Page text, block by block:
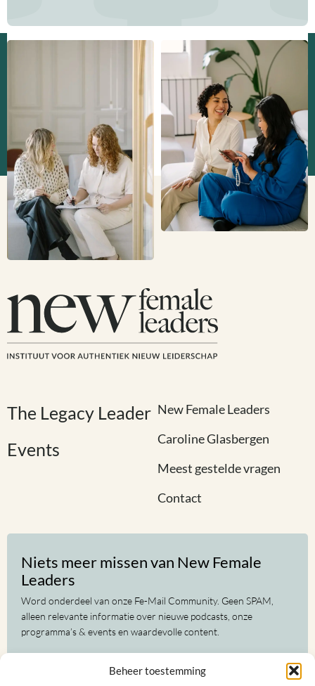
Beheer toestemming
The Legacy Leader
Events
New Female Leaders
Caroline Glasbergen
Meest gestelde vragen
Contact
Niets meer missen van New Female
Leaders
Word onderdeel van onze Fe-Mail Community. Geen SPAM,
alleen relevante informatie over nieuwe podcasts, onze
programma’s & events en waardevolle content.